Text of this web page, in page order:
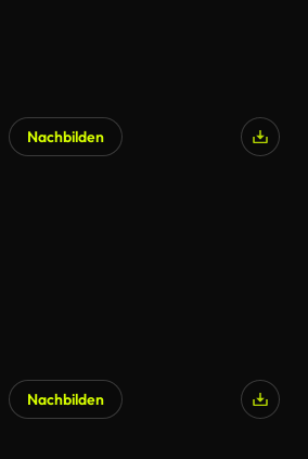
Nachbilden
Nachbilden